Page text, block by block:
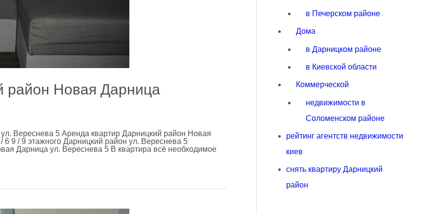
район Новая Дарница
Вереснева 5 Аренда квартир Дарницкий район Новая
9 / 9 этажного Дарницкий район ул. Вереснева 5
Дарница ул. Вереснева 5 В квартира всё необходимое
в Печерском районе
Дома
в Дарницком районе
в Киевской области
Коммерческой
недвижимости в
Соломенском районе
рейтинг агентств недвижимости
киев
снять квартиру Дарницкий
район